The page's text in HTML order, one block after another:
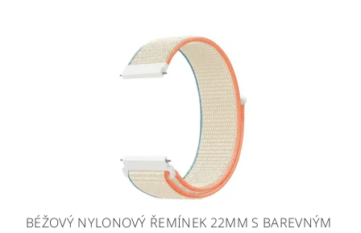
BÉŽOVÝ NYLONOVÝ ŘEMÍNEK 22MM S BAREVNÝM